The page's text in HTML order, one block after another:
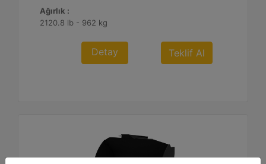
Ağırlık :
2120.8 lb - 962 kg
Detay Teklif Al